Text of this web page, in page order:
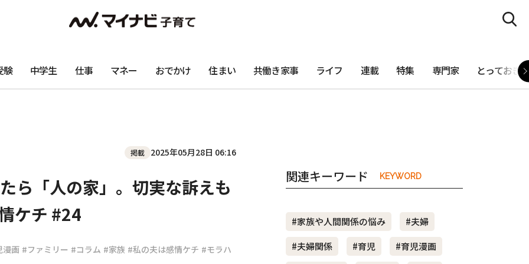
験 中学生 仕事 マネー おでかけ 住まい 共働き家事 ライフ 連載 特集 専門家 とっておき
掲載 2025年05月28日 06:16
ら「人の家」。切実な訴えも
ケチ #24
漫画 #ファミリー #コラム #家族 #私の夫は感情ケチ #モラハ
関連キーワード KEYWORD
#家族や人間関係の悩み
#夫婦
#夫婦関係
#育児
#育児漫画